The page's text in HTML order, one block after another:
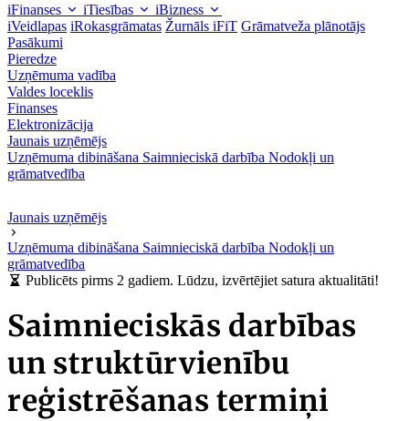
iFinanses iTiesības
iBizness
iVeidlapas iRokasgrāmatas Žurnāls iFiT Grāmatveža plānotājs
Pasākumi
Pieredze
Uzņēmuma vadība
Valdes loceklis
Finanses
Elektronizācija
Jaunais uzņēmējs
Uzņēmuma dibināšana Saimnieciskā darbība Nodokļi un
grāmatvedība
Jaunais uzņēmējs
Uzņēmuma dibināšana Saimnieciskā darbība Nodokļi un
grāmatvedība
Publicēts pirms 2 gadiem. Lūdzu, izvērtējiet satura aktualitāti!
Saimnieciskās darbības
un struktūrvienību
reģistrēšanas termiņi